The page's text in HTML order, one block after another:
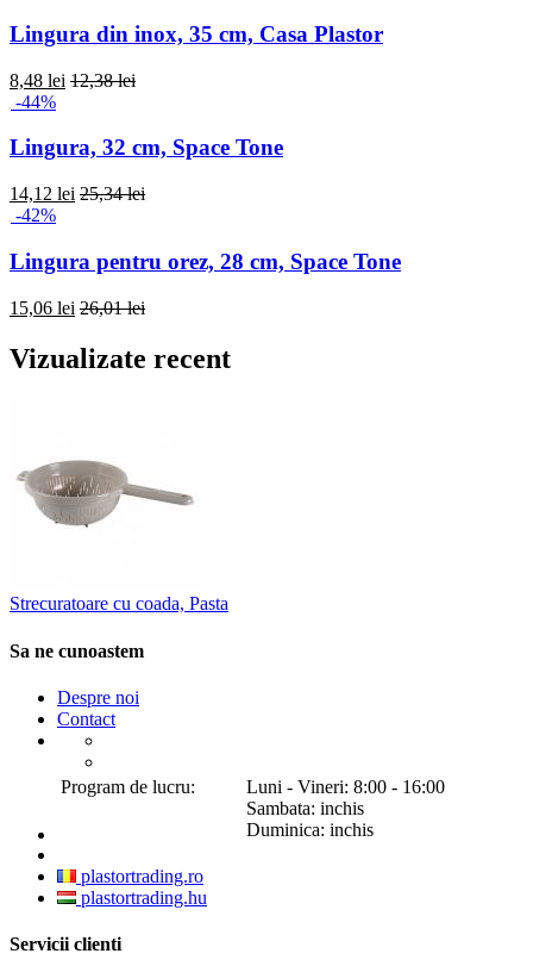
Lingura din inox, 35 cm, Casa Plastor
8,48 lei 12,38 lei
-44%
Lingura, 32 cm, Space Tone
14,12 lei 25,34 lei
-42%
Lingura pentru orez, 28 cm, Space Tone
15,06 lei 26,01 lei
Vizualizate recent
Strecuratoare cu coada, Pasta
Sa ne cunoastem
Despre noi
Contact
Program de lucru:
Luni - Vineri: 8:00 - 16:00
Sambata: inchis
Duminica: inchis
plastortrading.ro
plastortrading.hu
Servicii clienti